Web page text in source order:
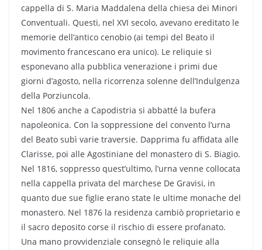
cappella di S. Maria Maddalena della chiesa dei Minori
Conventuali. Questi, nel XVI secolo, avevano ereditato le
memorie dell’antico cenobio (ai tempi del Beato il
movimento francescano era unico). Le reliquie si
esponevano alla pubblica venerazione i primi due
giorni d’agosto, nella ricorrenza solenne dell’Indulgenza
della Porziuncola.
Nel 1806 anche a Capodistria si abbatté la bufera
napoleonica. Con la soppressione del convento l’urna
del Beato subì varie traversie. Dapprima fu affidata alle
Clarisse, poi alle Agostiniane del monastero di S. Biagio.
Nel 1816, soppresso quest’ultimo, l’urna venne collocata
nella cappella privata del marchese De Gravisi, in
quanto due sue figlie erano state le ultime monache del
monastero. Nel 1876 la residenza cambiò proprietario e
il sacro deposito corse il rischio di essere profanato.
Una mano provvidenziale consegnò le reliquie alla